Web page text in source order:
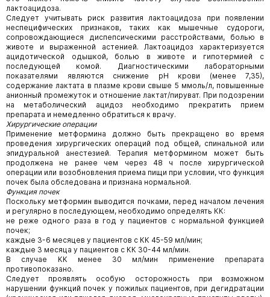
лактоацидоза.
Следует учитывать риск развития лактоацидоза при появлении
неспецифических признаков, таких как мышечные судороги,
сопровождающиеся диспепсическими расстройствами, болью в
животе и выраженной астенией. Лактоацидоз характеризуется
ацидотической одышкой, болью в животе и гипотермией с
последующей комой. Диагностическими лабораторными
показателями являются снижение pH крови (менее 7,35),
содержание лактата в плазме крови свыше 5 ммоль/л, повышенные
анионный промежуток и отношение лактат/пируват. При подозрении
на метаболический ацидоз необходимо прекратить прием
препарата и немедленно обратиться к врачу.
Хирургические операции
Применение метформина должно быть прекращено во время
проведения хирургических операций под общей, спинальной или
эпидуральной анестезией. Терапия метформином может быть
продолжена не ранее чем через 48 ч после хирургической
операции или возобновления приема пищи при условии, что функция
почек была обследована и признана нормальной.
Функция почек
Поскольку метформин выводится почками, перед началом лечения
и регулярно в последующем, необходимо определять КК:
не реже одного раза в год у пациентов с нормальной функцией
почек;
каждые 3-6 месяцев у пациентов с КК 45-59 мл/мин;
каждые 3 месяца у пациентов с КК 30-44 мл/мин.
В случае КК менее 30 мл/мин применение препарата
противопоказано.
Следует проявлять особую осторожность при возможном
нарушении функций почек у пожилых пациентов, при дегидратации